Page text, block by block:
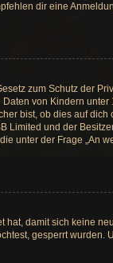
dir eine
zum Schutz der
von Kindern
bist, ob dies auf
Limited und der
unter der Frage „An
damit sich keine
gesperrt wurden.